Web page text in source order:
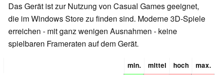
Das Gerät ist zur Nutzung von Casual Games geeignet,
die im Windows Store zu finden sind. Moderne 3D-Spiele
erreichen - mit ganz wenigen Ausnahmen - keine
spielbaren Frameraten auf dem Gerät.
min. mittel hoch
max.